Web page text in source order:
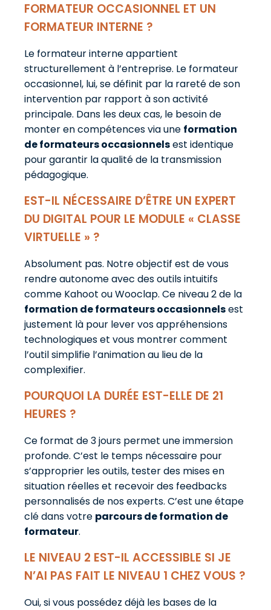
FORMATEUR OCCASIONNEL ET UN
FORMATEUR INTERNE ?
Le formateur interne appartient
structurellement à l’entreprise. Le formateur
occasionnel, lui, se définit par la rareté de son
intervention par rapport à son activité
principale. Dans les deux cas, le besoin de
monter en compétences via une formation
de formateurs occasionnelsest identique
pour garantir la qualité de la transmission
pédagogique.
EST-IL NÉCESSAIRE D’ÊTRE UN EXPERT
DU DIGITAL POUR LE MODULE « CLASSE
VIRTUELLE » ?
Absolument pas. Notre objectif est de vous
rendre autonome avec des outils intuitifs
comme Kahoot ou Wooclap. Ce niveau 2 de la
formation de formateurs occasionnelsest
justement là pour lever vos appréhensions
technologiques et vous montrer comment
l’outil simplifie l’animation au lieu de la
complexifier.
POURQUOI LA DURÉE EST-ELLE DE 21
HEURES ?
Ce format de 3 jours permet une immersion
profonde. C’est le temps nécessaire pour
s’approprier les outils, tester des mises en
situation réelles et recevoir des feedbacks
personnalisés de nos experts. C’est une étape
clé dans votre parcours de formation de
formateur.
LE NIVEAU 2 EST-IL ACCESSIBLE SI JE
N’AI PAS FAIT LE NIVEAU 1 CHEZ VOUS ?
Oui, si vous possédez déjà les bases de la